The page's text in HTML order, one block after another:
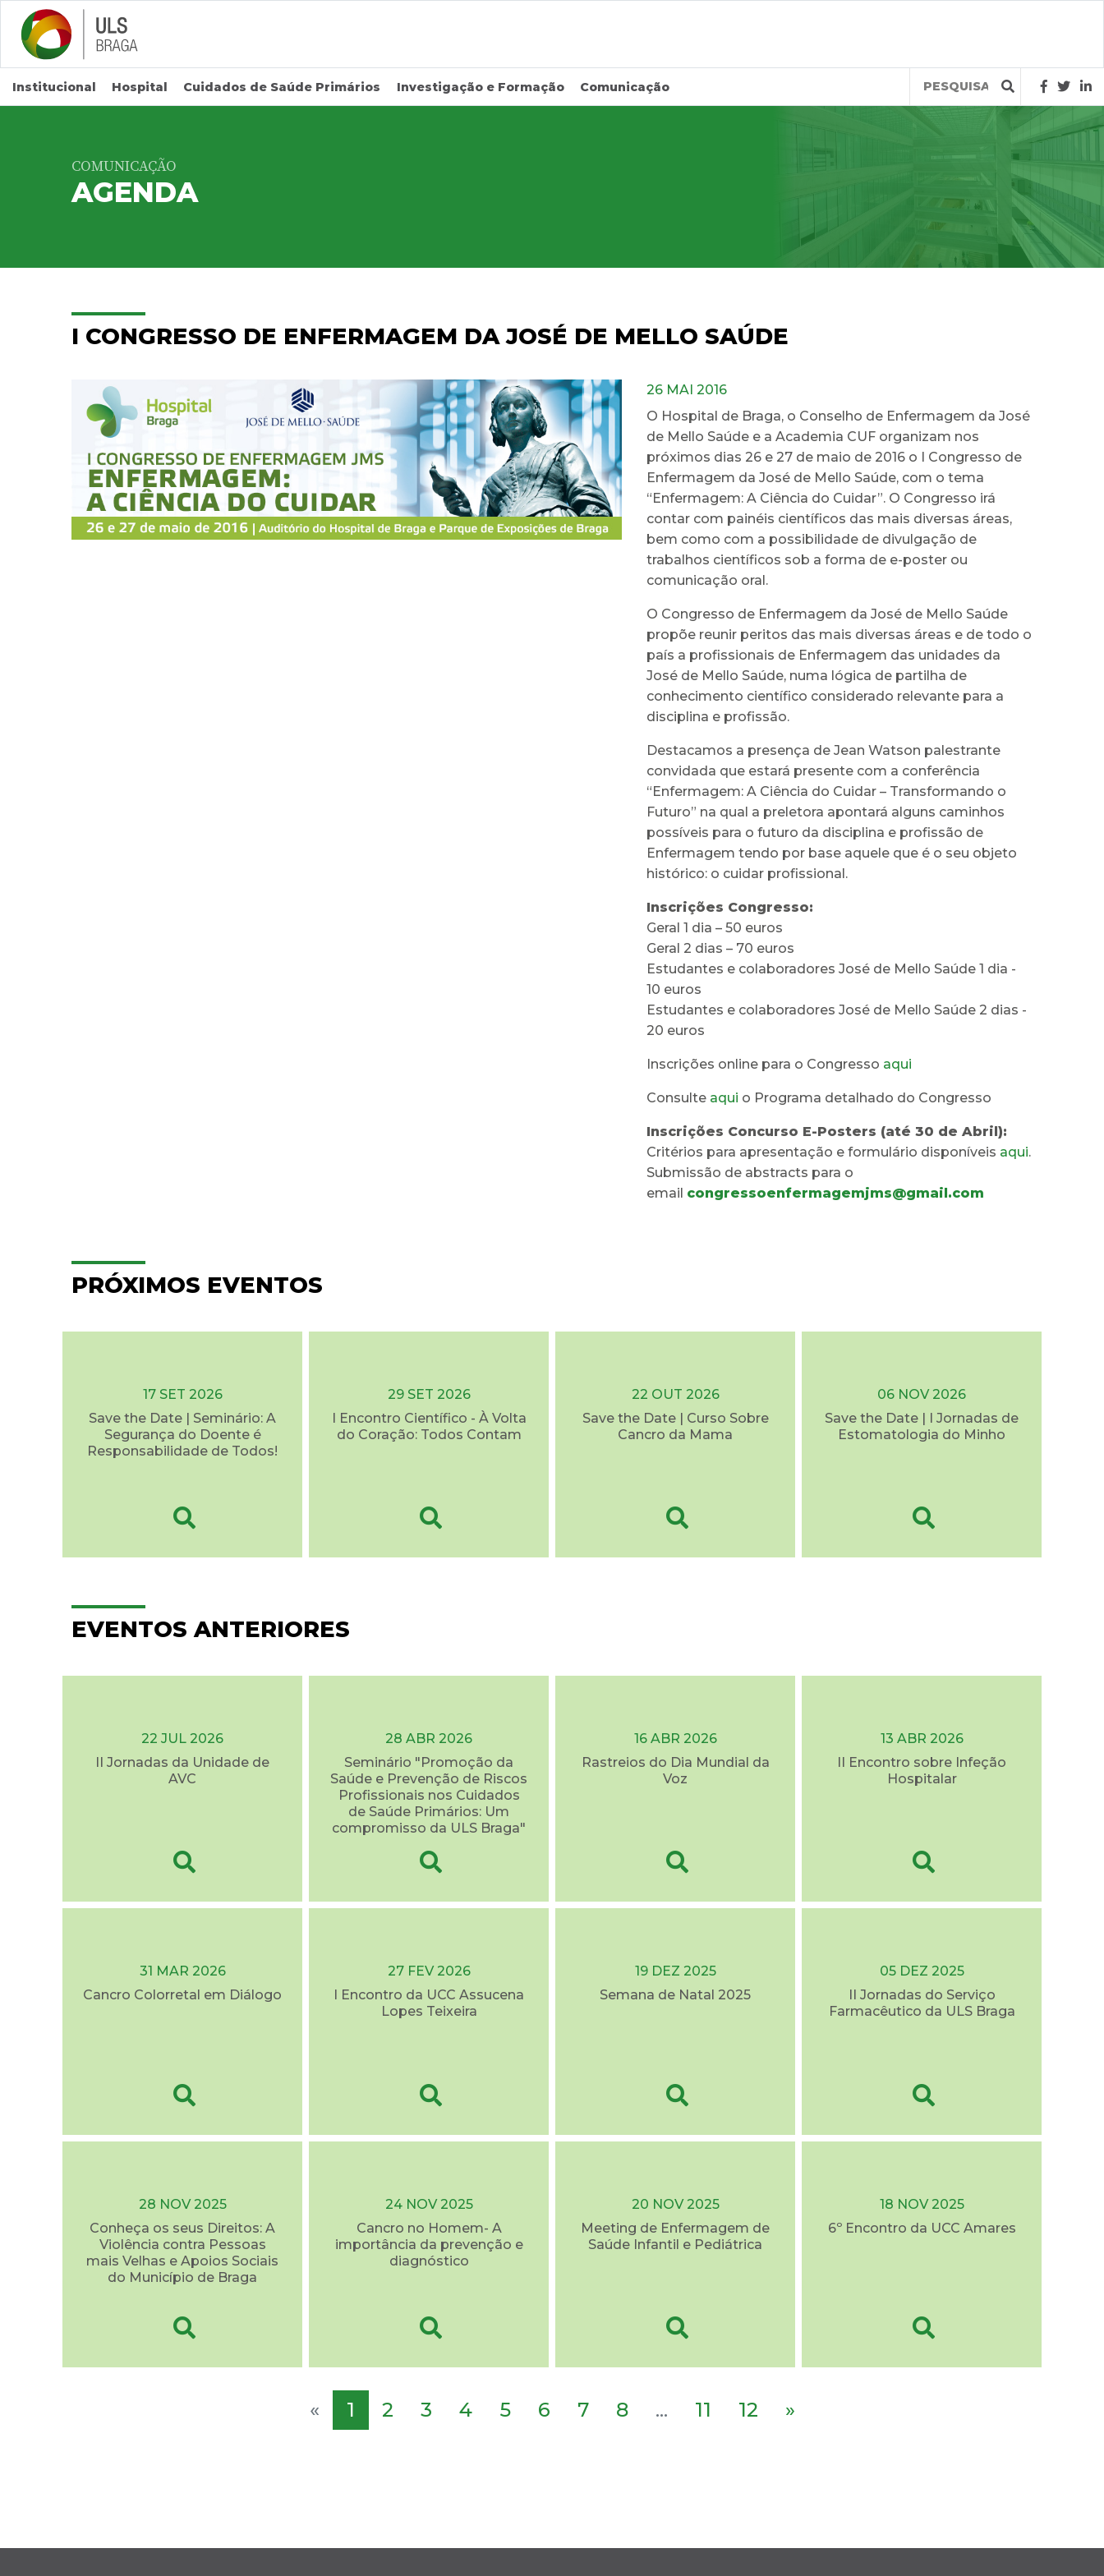
Saltar para conteúdo principal
Institucional Hospital Cuidados de Saúde Primários Investigação e Formação Comunicação
Query
COMUNICAÇÃO
AGENDA
I CONGRESSO DE ENFERMAGEM DA JOSÉ DE MELLO SAÚDE
26 MAI 2016
O Hospital de Braga, o Conselho de Enfermagem da José
de Mello Saúde e a Academia CUF organizam nos
próximos dias 26 e 27 de maio de 2016 o I Congresso de
Enfermagem da José de Mello Saúde, com o tema
“Enfermagem: A Ciência do Cuidar”. O Congresso irá
contar com painéis científicos das mais diversas áreas,
bem como com a possibilidade de divulgação de
trabalhos científicos sob a forma de e-poster ou
comunicação oral.
O Congresso de Enfermagem da José de Mello Saúde
propõe reunir peritos das mais diversas áreas e de todo o
país a profissionais de Enfermagem das unidades da
José de Mello Saúde, numa lógica de partilha de
conhecimento científico considerado relevante para a
disciplina e profissão.
Destacamos a presença de Jean Watson palestrante
convidada que estará presente com a conferência
“Enfermagem: A Ciência do Cuidar – Transformando o
Futuro” na qual a preletora apontará alguns caminhos
possíveis para o futuro da disciplina e profissão de
Enfermagem tendo por base aquele que é o seu objeto
histórico: o cuidar profissional.
Inscrições Congresso:
Geral 1 dia – 50 euros
Geral 2 dias – 70 euros
Estudantes e colaboradores José de Mello Saúde 1 dia -
10 euros
Estudantes e colaboradores José de Mello Saúde 2 dias -
20 euros
Inscrições online para o Congresso aqui
Consulte aqui o Programa detalhado do Congresso
Inscrições Concurso E-Posters (até 30 de Abril):
Critérios para apresentação e formulário disponíveis aqui.
Submissão de abstracts para o
email congressoenfermagemjms@gmail.com
PRÓXIMOS EVENTOS
17 SET 2026
Save the Date | Seminário: A
Segurança do Doente é
Responsabilidade de Todos!
29 SET 2026
I Encontro Científico - À Volta
do Coração: Todos Contam
22 OUT 2026
Save the Date | Curso Sobre
Cancro da Mama
06 NOV 2026
Save the Date | I Jornadas de
Estomatologia do Minho
EVENTOS ANTERIORES
22 JUL 2026
II Jornadas da Unidade de
AVC
28 ABR 2026
Seminário "Promoção da
Saúde e Prevenção de Riscos
Profissionais nos Cuidados
de Saúde Primários: Um
compromisso da ULS Braga"
16 ABR 2026
Rastreios do Dia Mundial da
Voz
13 ABR 2026
II Encontro sobre Infeção
Hospitalar
31 MAR 2026
Cancro Colorretal em Diálogo
27 FEV 2026
I Encontro da UCC Assucena
Lopes Teixeira
19 DEZ 2025
Semana de Natal 2025
05 DEZ 2025
II Jornadas do Serviço
Farmacêutico da ULS Braga
28 NOV 2025
Conheça os seus Direitos: A
Violência contra Pessoas
mais Velhas e Apoios Sociais
do Município de Braga
24 NOV 2025
Cancro no Homem- A
importância da prevenção e
diagnóstico
20 NOV 2025
Meeting de Enfermagem de
Saúde Infantil e Pediátrica
18 NOV 2025
6º Encontro da UCC Amares
« 1 2 3 4 5 6 7 8 ... 11 12 »